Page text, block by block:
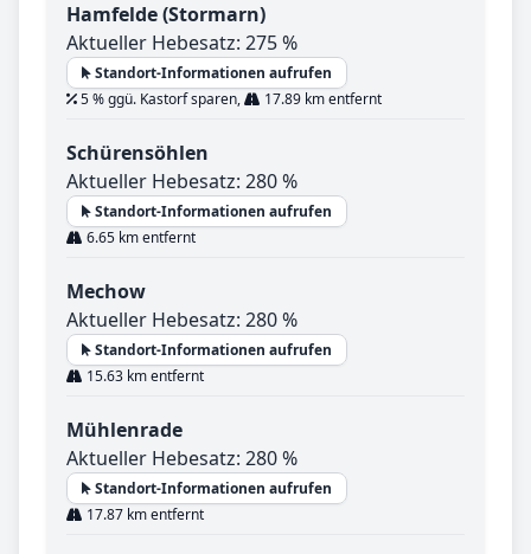
Hamfelde (Stormarn)
Aktueller Hebesatz: 275 %
Standort-Informationen aufrufen
5 % ggü. Kastorf sparen,
17.89 km entfernt
Schürensöhlen
Aktueller Hebesatz: 280 %
Standort-Informationen aufrufen
6.65 km entfernt
Mechow
Aktueller Hebesatz: 280 %
Standort-Informationen aufrufen
15.63 km entfernt
Mühlenrade
Aktueller Hebesatz: 280 %
Standort-Informationen aufrufen
17.87 km entfernt